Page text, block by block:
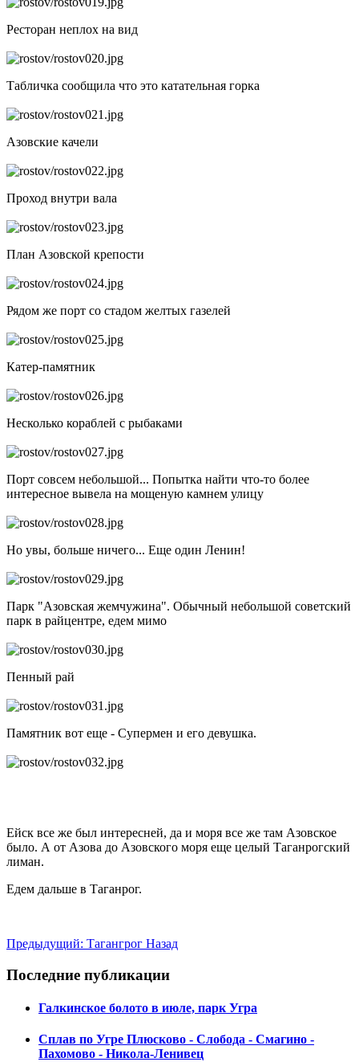
Ресторан неплох на вид
Табличка сообщила что это катательная горка
Азовские качели
Проход внутри вала
План Азовской крепости
Рядом же порт со стадом желтых газелей
Катер-памятник
Несколько кораблей с рыбаками
Порт совсем небольшой... Попытка найти что-то более
интересное вывела на мощеную камнем улицу
Но увы, больше ничего... Еще один Ленин!
Парк "Азовская жемчужина". Обычный небольшой советский
парк в райцентре, едем мимо
Пенный рай
Памятник вот еще - Супермен и его девушка.
Ейск все же был интересней, да и моря все же там Азовское
было. А от Азова до Азовского моря еще целый Таганрогский
лиман.
Едем дальше в Таганрог.
Предыдущий: Тагангрог Назад
Последние публикации
Галкинское болото в июле, парк Угра
Сплав по Угре Плюсково - Слобода - Смагино -
Пахомово - Никола-Ленивец